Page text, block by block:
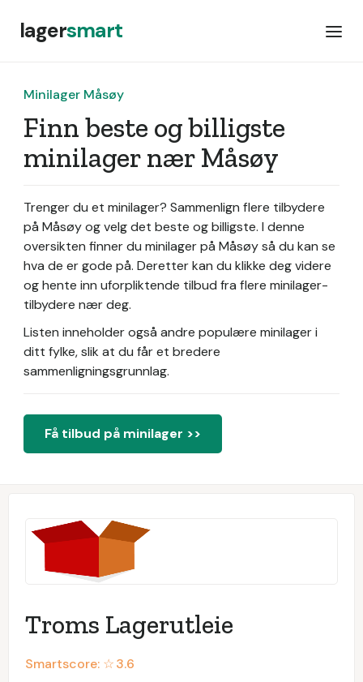
lagersmart
Minilager Måsøy
Finn beste og billigste
minilager nær Måsøy
Trenger du et minilager? Sammenlign flere tilbydere
på Måsøy og velg det beste og billigste. I denne
oversikten finner du minilager på Måsøy så du kan se
hva de er gode på. Deretter kan du klikke deg videre
og hente inn uforpliktende tilbud fra flere minilager-
tilbydere nær deg.
Listen inneholder også andre populære minilager i
ditt fylke, slik at du får et bredere
sammenligningsgrunnlag.
Få tilbud på minilager >>
Troms Lagerutleie
Smartscore: ☆3.6